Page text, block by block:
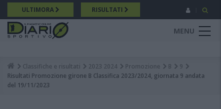
Salta
al
contenuto
principale
ULTIMORA RISULTATI
MENU
Breadcrumb
Classifiche e risultati 2023 2024 Promozione B
9
Risultati Promozione girone B Classifica 2023/2024, giornata 9 andata
del 19/11/2023